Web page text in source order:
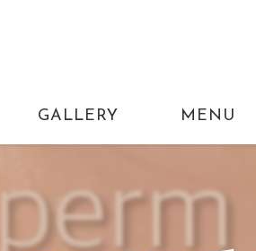
GALLERY MENU